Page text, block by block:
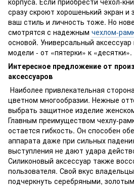
сразу скроют хорошенький экран и
ваш стиль и личность тоже. Но
смотрятся с надежным чехлом-
основой. Универсальный
модели - от «пятерки» к «десятки».
Интересное предложение от
аксессуаров
Наиболее привлекательная
цветном многообразии. Нежные
выбрать защитное изделие
Главным преимуществом чехлу-
остается гибкость. Он способен
аппарата даже при сильных
выступления не дают удара
Силиконовый аксессуар также
пользователя. Свой вкус
подчеркнуть серебряными,